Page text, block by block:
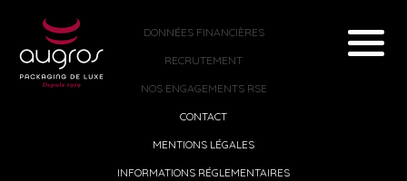
DONNÉES FINANCIÈRES
RECRUTEMENT
NOS ENGAGEMENTS RSE
CONTACT
MENTIONS LÉGALES
INFORMATIONS RÉGLEMENTAIRES